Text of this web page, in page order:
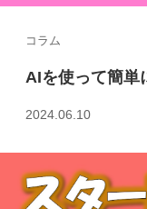
コラム
AIを使って簡単
2024.06.10